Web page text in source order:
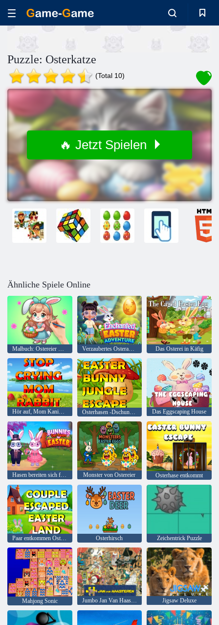
Puzzle: Osterkatze
(Total 10)
🔥 Jetzt Spielen
Ähnliche Spiele Online
Malbuch: Ostereier DIY Verzaubertes Osterabenteuer Das Osterei in Käfig
Hör auf, Mom Kaninchen zu weinen Osterhasen -Dschungel -Flucht Das Eggscaping House
Monster von Ostereier Osterhase entkommt
Osterhirsch Zeichentrick Puzzle
Mahjong Sonic Jumbo Jan Van Haasteren Jigsaw Deluxe